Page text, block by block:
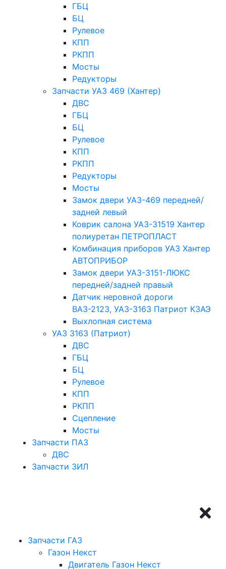
ГБЦ
БЦ
Рулевое
КПП
РКПП
Мосты
Редукторы
Запчасти УАЗ 469 (Хантер)
ДВС
ГБЦ
БЦ
Рулевое
КПП
РКПП
Редукторы
Мосты
Замок двери УАЗ-469 передней/
задней левый
Коврик салона УАЗ-31519 Хантер
полиуретан ПЕТРОПЛАСТ
Комбинация приборов УАЗ Хантер
АВТОПРИБОР
Замок двери УАЗ-3151-ЛЮКС
передней/задней правый
Датчик неровной дороги
ВАЗ-2123, УАЗ-3163 Патриот КЗАЭ
Выхлопная система
УАЗ 3163 (Патриот)
ДВС
ГБЦ
БЦ
Рулевое
КПП
РКПП
Сцепление
Мосты
Запчасти ПАЗ
ДВС
Запчасти ЗИЛ
Запчасти ГАЗ
Газон Некст
Двигатель Газон Некст